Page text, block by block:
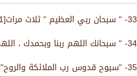
33- " سبحان ربي العظيم " ثلاث مرات[1] .
34- " سبحانك اللهم ربنا وبحمدك ، اللهم اغفر لي "[2]
35- "سبوح قدوس رب الملائكة والروح"[3] ،